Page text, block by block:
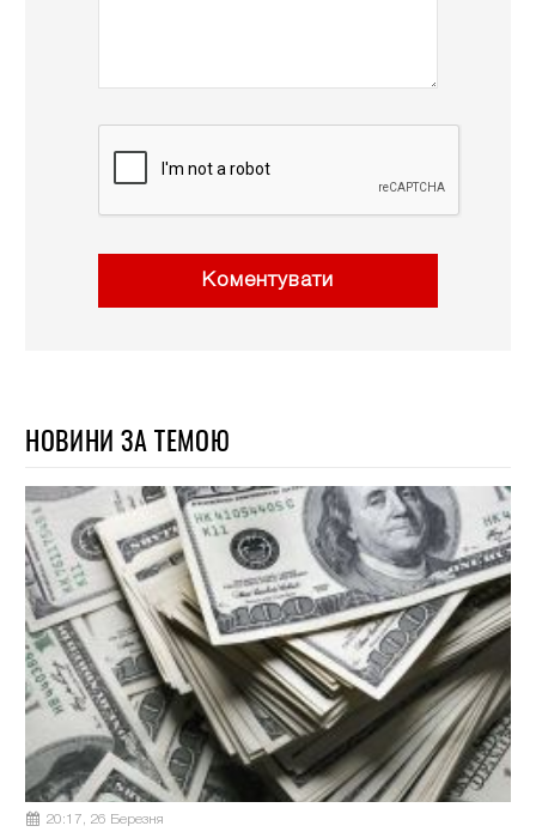
Коментувати
НОВИНИ ЗА ТЕМОЮ
20:17, 26 Березня